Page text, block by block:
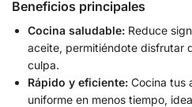
Beneficios principales
Cocina saludable: Reduce
aceite, permitiéndote disfrutar
culpa.
Rápido y eficiente: Cocina tus
uniforme en menos tiempo,